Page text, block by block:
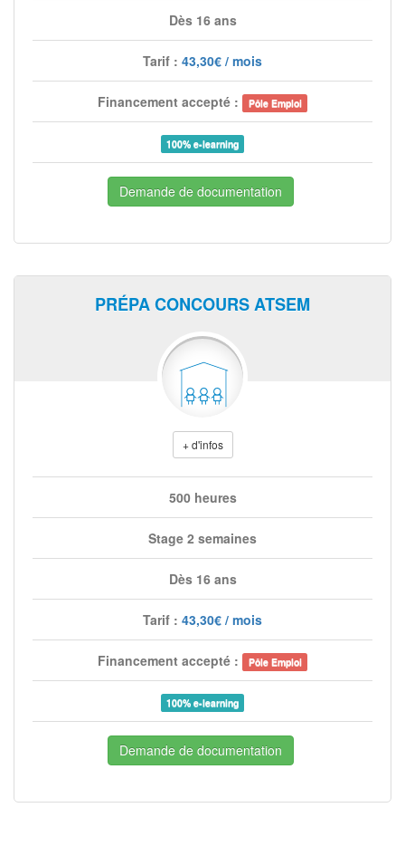
Dès 16 ans
Tarif : 43,30€ / mois
Financement accepté : Pôle Emploi
100% e-learning
Demande de documentation
PRÉPA CONCOURS ATSEM
+ d'infos
500 heures
Stage 2 semaines
Dès 16 ans
Tarif : 43,30€ / mois
Financement accepté : Pôle Emploi
100% e-learning
Demande de documentation